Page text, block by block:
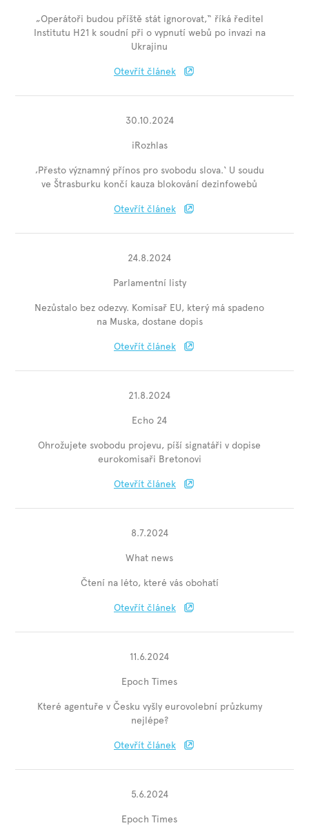
„Operátoři budou příště stát ignorovat,“ říká ředitel
Institutu H21 k soudní při o vypnutí webů po invazi na
Ukrajinu
Otevřít článek
30.10.2024
iRozhlas
‚Přesto významný přínos pro svobodu slova.‘ U soudu
ve Štrasburku končí kauza blokování dezinfowebů
Otevřít článek
24.8.2024
Parlamentní listy
Nezůstalo bez odezvy. Komisař EU, který má spadeno
na Muska, dostane dopis
Otevřít článek
21.8.2024
Echo 24
Ohrožujete svobodu projevu, píší signatáři v dopise
eurokomisaři Bretonovi
Otevřít článek
8.7.2024
What news
Čtení na léto, které vás obohatí
Otevřít článek
11.6.2024
Epoch Times
Které agentuře v Česku vyšly eurovolební průzkumy
nejlépe?
Otevřít článek
5.6.2024
Epoch Times